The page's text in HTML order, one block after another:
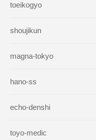
toeikogyo
shoujikun
magna-tokyo
hano-ss
echo-denshi
toyo-medic